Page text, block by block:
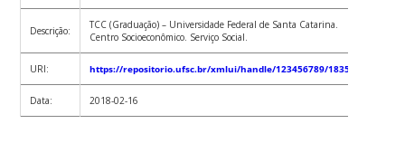
Descrição:
TCC (Graduação) – Universidade Federal de Santa Catarina.
Centro Socioeconômico. Serviço Social.
URI: https://repositorio.ufsc.br/xmlui/handle/123456789/183559
Data: 2018-02-16